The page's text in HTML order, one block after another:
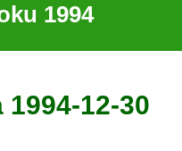
1994
1994-12-30